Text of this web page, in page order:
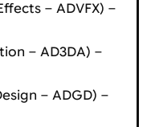
– ADVFX) –
– AD3DA) –
– ADGD) –